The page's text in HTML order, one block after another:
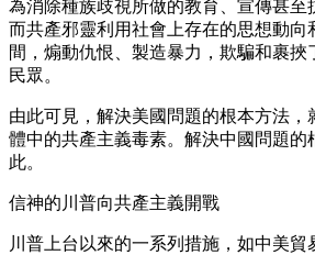
為消除種族歧視所做的教育、宣傳甚至
而共產邪靈利用社會上存在的思想動向
間，煽動仇恨、製造暴力，欺騙和裹挾
民眾。
由此可見，解決美國問題的根本方法，
體中的共產主義毒素。解決中國問題的
此。
信神的川普向共產主義開戰
川普上台以來的一系列措施，如中美